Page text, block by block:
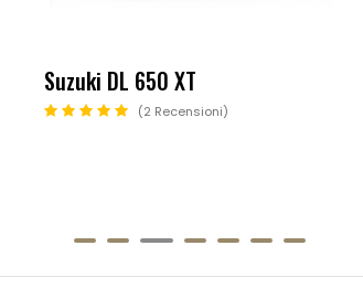
Suzuki DL 650 XT
2 Recensioni